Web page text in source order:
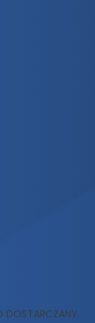
DOSTARCZANY.